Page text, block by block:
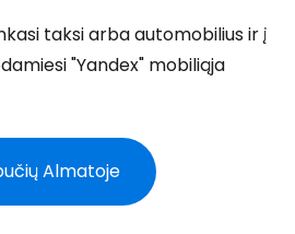
taksi arba automobilius ir į
"Yandex" mobiliąja
Almatoje